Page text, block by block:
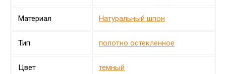
Материал Натуральный шпон
Тип полотно остекленное
Цвет темный